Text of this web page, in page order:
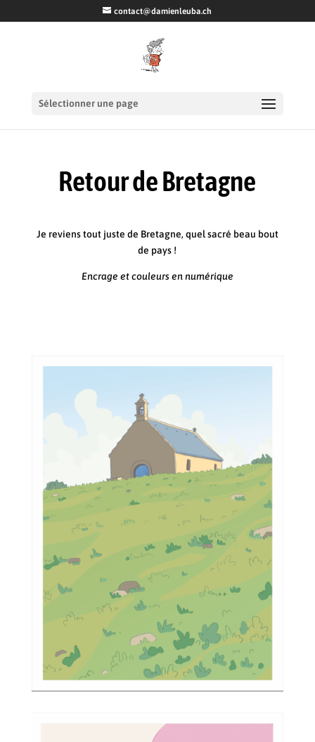
contact@damienleuba.ch
Sélectionner une page
Retour de Bretagne
Je reviens tout juste de Bretagne, quel sacré beau bout
de pays !
Encrage et couleurs en numérique